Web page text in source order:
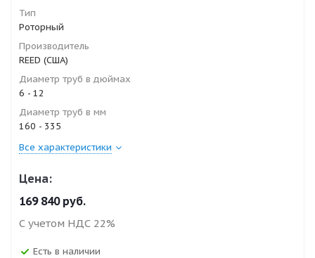
Тип
Роторный
Производитель
REED (США)
Диаметр труб в дюймах
6 - 12
Диаметр труб в мм
160 - 335
Все характеристики
Цена:
169 840руб.
С учетом НДС 22%
Есть в наличии